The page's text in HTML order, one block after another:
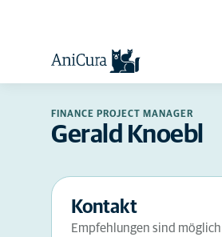
FINANCE PROJECT MANAGER
Gerald Knoebl
Kontakt
Empfehlungen sind